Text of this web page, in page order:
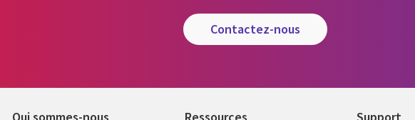
contactez-nous
Qui sommes-nous Ressources Support